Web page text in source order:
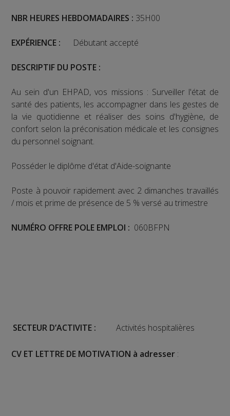
NBR HEURES HEBDOMADAIRES : 35H00
EXPÉRIENCE : Débutant accepté
DESCRIPTIF DU POSTE :
Au sein d'un EHPAD, vos missions : Surveiller l'état de
santé des patients, les accompagner dans les gestes de
la vie quotidienne et réaliser des soins d'hygiène, de
confort selon la préconisation médicale et les consignes
du personnel soignant.
Posséder le diplôme d'état d'Aide-soignante
Poste à pouvoir rapidement avec 2 dimanches travaillés
/ mois et prime de présence de 5 % versé au trimestre
NUMÉRO OFFRE POLE EMPLOI : 060BFPN
SECTEUR D’ACTIVITE : Activités hospitalières
CV ET LETTRE DE MOTIVATION à adresser :